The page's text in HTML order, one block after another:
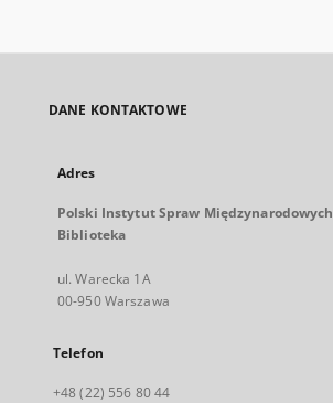
DANE KONTAKTOWE
Adres
Polski Instytut Spraw Międzynarodowych
Biblioteka
ul. Warecka 1A
00-950 Warszawa
Telefon
+48 (22) 556 80 44